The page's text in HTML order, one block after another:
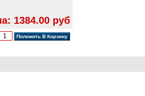
1384.00 руб